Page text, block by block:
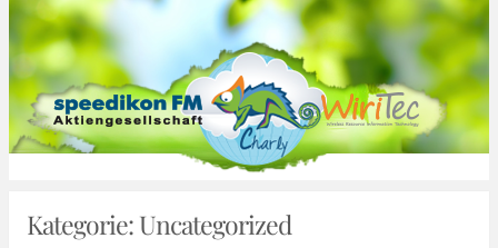
Kategorie:Uncategorized